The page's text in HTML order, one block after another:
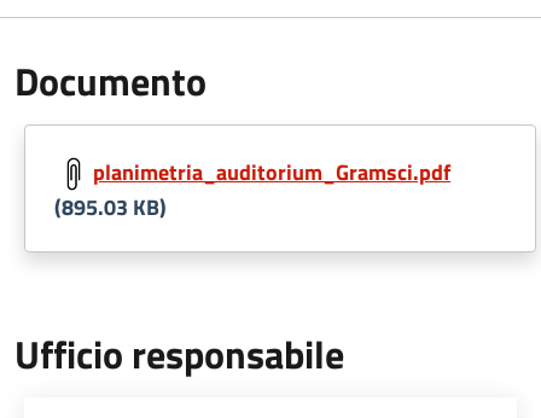
Documento
planimetria_auditorium_Gramsci.pdf
(895.03 KB)
Ufficio responsabile